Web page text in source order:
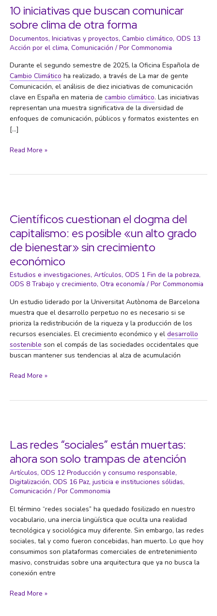
10 iniciativas que buscan comunicar
sobre clima de otra forma
Documentos, Iniciativas y proyectos, Cambio climático, ODS 13
Acción por el clima, Comunicación / Por Commonomia
Durante el segundo semestre de 2025, la Oficina Española de
Cambio Climático ha realizado, a través de La mar de gente
Comunicación, el análisis de diez iniciativas de comunicación
clave en España en materia de cambio climático. Las iniciativas
representan una muestra significativa de la diversidad de
enfoques de comunicación, públicos y formatos existentes en
[…]
10
clima
de
otra
forma
Read More »
Científicos cuestionan el dogma del
capitalismo: es posible «un alto grado
de bienestar» sin crecimiento
económico
Estudios e investigaciones, Artículos, ODS 1 Fin de la pobreza,
ODS 8 Trabajo y crecimiento, Otra economía / Por Commonomia
Un estudio liderado por la Universitat Autònoma de Barcelona
muestra que el desarrollo perpetuo no es necesario si se
prioriza la redistribución de la riqueza y la producción de los
recursos esenciales. El crecimiento económico y el desarrollo
sostenible son el compás de las sociedades occidentales que
buscan mantener sus tendencias al alza de acumulación
Científicos
es
posible
«un
alto
grado
de
sin
crecimiento
económico
Read More »
Las redes “sociales” están muertas:
ahora son solo trampas de atención
Artículos, ODS 12 Producción y consumo responsable,
Digitalización, ODS 16 Paz, justicia e instituciones sólidas,
Comunicación / Por Commonomia
El término “redes sociales” ha quedado fosilizado en nuestro
vocabulario, una inercia lingüística que oculta una realidad
tecnológica y sociológica muy diferente. Sin embargo, las redes
sociales, tal y como fueron concebidas, han muerto. Lo que hoy
consumimos son plataformas comerciales de entretenimiento
masivo, construidas sobre una arquitectura que ya no busca la
conexión entre
Las
Read More »